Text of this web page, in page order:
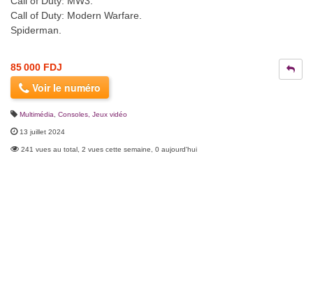
Call of Duty: Modern Warfare.
Spiderman.
85 000 FDJ
Voir le numéro
Multimédia Consoles, Jeux vidéo
13 juillet 2024
241 vues au total, 2 vues cette semaine, 0 aujourd'hui